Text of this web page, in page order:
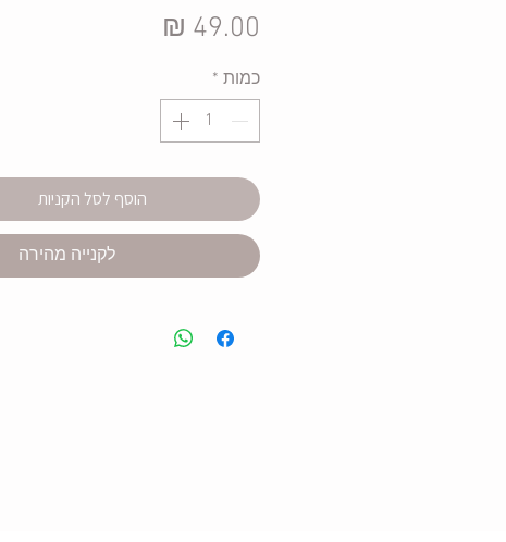
כמות *
הוסף לסל הקניות
לקנייה מהירה